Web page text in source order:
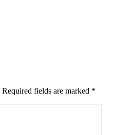
Required fields are marked *